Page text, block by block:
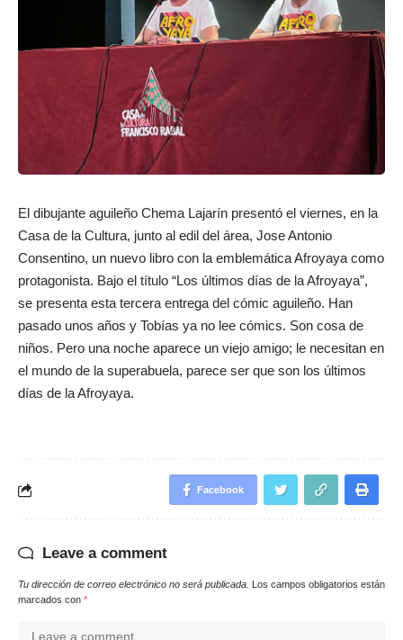
El dibujante aguileño Chema Lajarín presentó el viernes, en la
Casa de la Cultura, junto al edil del área, Jose Antonio
Consentino, un nuevo libro con la emblemática Afroyaya como
protagonista. Bajo el título “Los últimos días de la Afroyaya”,
se presenta esta tercera entrega del cómic aguileño. Han
pasado unos años y Tobías ya no lee cómics. Son cosa de
niños. Pero una noche aparece un viejo amigo; le necesitan en
el mundo de la superabuela, parece ser que son los últimos
días de la Afroyaya.
Facebook
Leave a comment
Tu dirección de correo electrónico no será publicada. Los campos obligatorios están
marcados con *